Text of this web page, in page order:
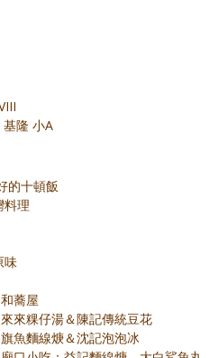
隆 小A
的十頓飯
理
味
蕎屋
來粿仔湯＆陳記傳統豆花
魚麵線焿＆沈記泡泡冰